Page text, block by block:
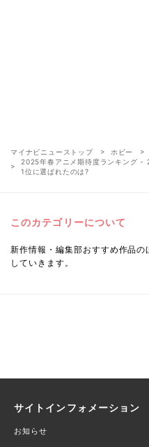
マイナビニューストップ ホビー
2025年春アニメ期待度ランキング -
1位に選ばれたのは?
このカテゴリーについて
新作情報・編集部おすすめ作品
していきます。
サイトインフォメーション
お知らせ